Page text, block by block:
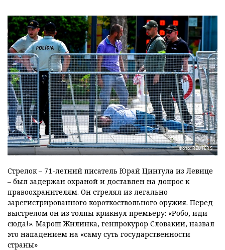
Фото: REUTERS
Стрелок – 71-летний писатель Юрай Цинтула из Левице
– был задержан охраной и доставлен на допрос к
правоохранителям. Он стрелял из легально
зарегистрированного короткоствольного оружия. Перед
выстрелом он из толпы крикнул премьеру: «Робо, иди
сюда!». Марош Жилинка, генпрокурор Словакии, назвал
это нападением на «саму суть государственности
страны»